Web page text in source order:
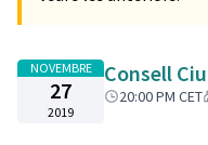
NOVEMBRE
27
2019
Consell
20:00 PM CET